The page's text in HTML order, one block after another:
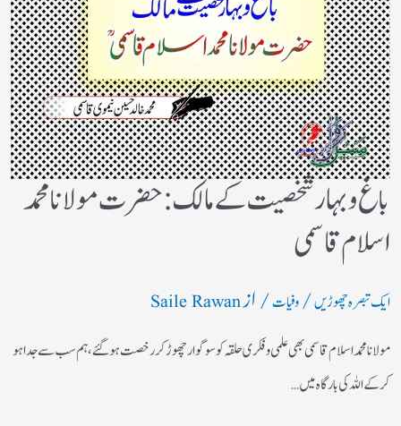
باغ وبہار شخصیت کے مالک :حضرت مولانا محمد
اسلام قاسمی
ایک تبصرہ چھوڑیں/وفیات/ ازSaile Rawan
مولانا محمد اسلام قاسمی بھی علمی وفکری حلقہ کو سوگوار چھوڑ کر رخصت ہوگئے، ہم سب سے جدا ہو
کر کے اللہ کی بارگاہ میں…